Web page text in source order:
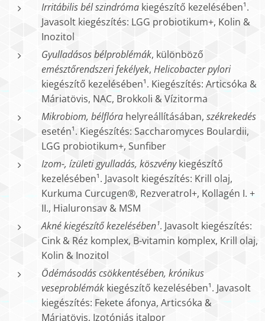
Irritábilis bél szindróma kiegészítő kezelésében¹.
Javasolt kiegészítés: LGG probiotikum+, Kolin &
Inozitol
Gyulladásos bélproblémák, különböző
emésztőrendszeri fekélyek, Helicobacter pylori
kiegészítő kezelésében¹. Kiegészítés: Articsóka &
Máriatövis, NAC, Brokkoli & Vízitorma
Mikrobiom, bélflóra helyreállításában, székrekedés
esetén¹. Kiegészítés: Saccharomyces Boulardii,
LGG probiotikum+, Sunfiber
Izom-, ízületi gyulladás, köszvénykiegészítő
kezelésében¹. Javasolt kiegészítés: Krill olaj,
Kurkuma Curcugen®, Rezveratrol+, Kollagén I. +
II., Hialuronsav & MSM
Akné kiegészítő kezelésében¹. Javasolt kiegészítés:
Cink & Réz komplex, B-vitamin komplex, Krill olaj,
Kolin & Inozitol
Ödémásodás csökkentésében, krónikus
veseproblémák kiegészítő kezelésében¹. Javasolt
kiegészítés: Fekete áfonya, Articsóka &
Máriatövis, Izotóniás italpor